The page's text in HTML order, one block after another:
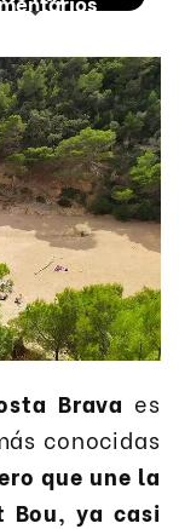
Brava es
conocidas
que une la
Bou, ya casi